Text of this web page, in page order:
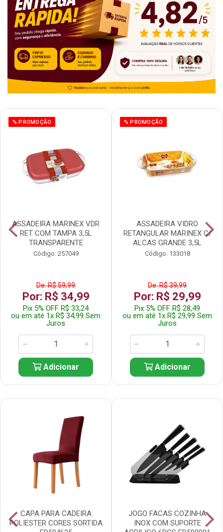
% PROMOÇÃO
ASSADEIRA MARINEX VDR
RET COM TAMPA 3,5L
TRANSPARENTE
Código: 257049
De: R$ 59,99
Por: R$ 34,99
Pix 5% OFF R$ 33,24
ou em até 1x R$ 34,99 Sem
Juros
Adicionar
% PROMOÇÃO
ASSADEIRA VIDRO
RETANGULAR MARINEX C/
ALCAS GRANDE 3,5L
Código: 133018
De: R$ 39,99
Por: R$ 29,99
Pix 5% OFF R$ 28,49
ou em até 1x R$ 29,99 Sem
Juros
Adicionar
CAPA PARA CADEIRA
POLIESTER CORES SORTIDA
JOGO FACAS COZINHA
INOX COM SUPORTE